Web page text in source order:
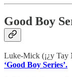
Good Boy
Luke-Mick (¡¿y Tay
‘Good Boy Series’.